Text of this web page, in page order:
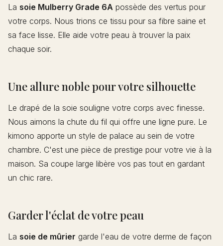
La soie Mulberry Grade 6A possède des vertus pour
votre corps. Nous trions ce tissu pour sa fibre saine et
sa face lisse. Elle aide votre peau à trouver la paix
chaque soir.
Une allure noble pour votre silhouette
Le drapé de la soie souligne votre corps avec finesse.
Nous aimons la chute du fil qui offre une ligne pure. Le
kimono apporte un style de palace au sein de votre
chambre. C'est une pièce de prestige pour votre vie à la
maison. Sa coupe large libère vos pas tout en gardant
un chic rare.
Garder l'éclat de votre peau
La soie de mûrier garde l'eau de votre derme de façon